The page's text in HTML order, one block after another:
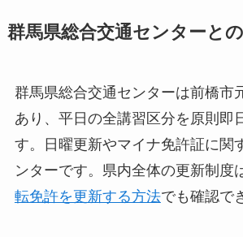
群馬県総合交通センターと
群馬県総合交通センターは前橋市
あり、平日の全講習区分を原則即
す。日曜更新やマイナ免許証に関
ンターです。県内全体の更新制度
転免許を更新する方法でも確認で